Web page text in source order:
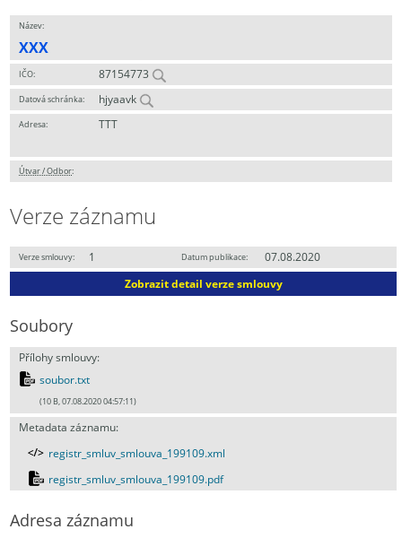
Název:
XXX
IČO: 87154773
Datová schránka: hjyaavk
Adresa: TTT
Útvar / Odbor:
Verze záznamu
Verze smlouvy: 1 Datum publikace:
07.08.2020
Zobrazit detail verze smlouvy
Soubory
Přílohy smlouvy:
soubor.txt
(10 B, 07.08.2020 04:57:11)
Metadata záznamu:
registr_smluv_smlouva_199109.xml
registr_smluv_smlouva_199109.pdf
Adresa záznamu